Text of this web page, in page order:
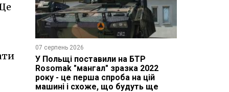
07 серпень 2026
У Польщі поставили на БТР
Rosomak "мангал" зразка 2022
року - це перша спроба на цій
машині і схоже, що будуть ще